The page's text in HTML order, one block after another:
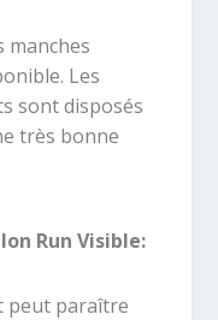
manches
Les
sont disposés
très bonne
Run Visible:
peut paraître